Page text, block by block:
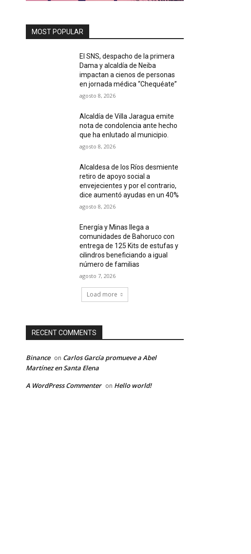
MOST POPULAR
El SNS, despacho de la primera
Dama y alcaldía de Neiba
impactan a cienos de personas
en jornada médica “Chequéate”
agosto 8, 2026
Alcaldía de Villa Jaragua emite
nota de condolencia ante hecho
que ha enlutado al municipio.
agosto 8, 2026
Alcaldesa de los Ríos desmiente
retiro de apoyo social a
envejecientes y por el contrario,
dice aumentó ayudas en un 40%
agosto 8, 2026
Energía y Minas llega a
comunidades de Bahoruco con
entrega de 125 Kits de estufas y
cilindros beneficiando a igual
número de familias
agosto 7, 2026
Load more
RECENT COMMENTS
Binance on Carlos García promueve a Abel
Martínez en Santa Elena
A WordPress Commenter on Hello world!